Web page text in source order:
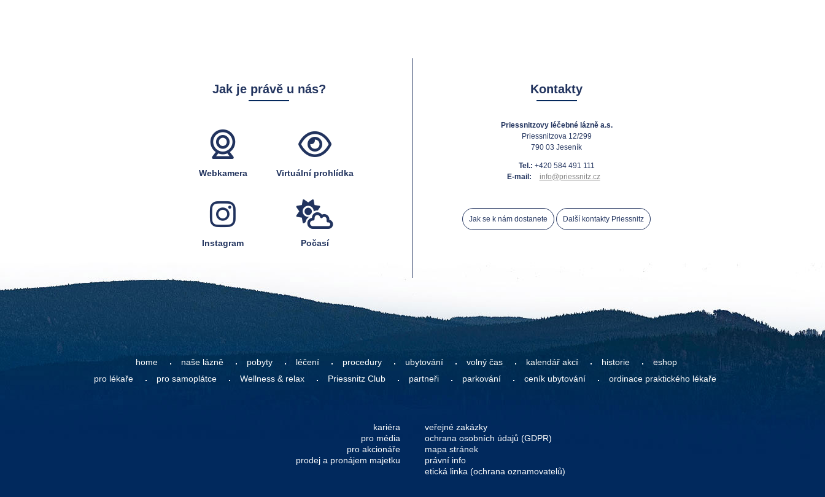
Jak je právě u nás?
Webkamera Virtuální prohlídka
Instagram Počasí
Kontakty
Priessnitzovy léčebné lázně a.s.
Priessnitzova 12/299
790 03 Jeseník
Tel.: +420 584 491 111
E-mail:
info@priessnitz.cz
Jak se k nám dostanete Další kontakty Priessnitz
home naše lázně pobyty léčení procedury ubytování volný čas kalendář akcí historie
eshop
pro lékaře
pro samoplátce Wellness & relax Priessnitz Club partneři parkování ceník ubytování ordinace praktického lékaře
kariéra
pro média
pro akcionáře
prodej a pronájem majetku
veřejné zakázky
ochrana osobních údajů (GDPR)
mapa stránek
právní info
etická linka (ochrana oznamovatelů)